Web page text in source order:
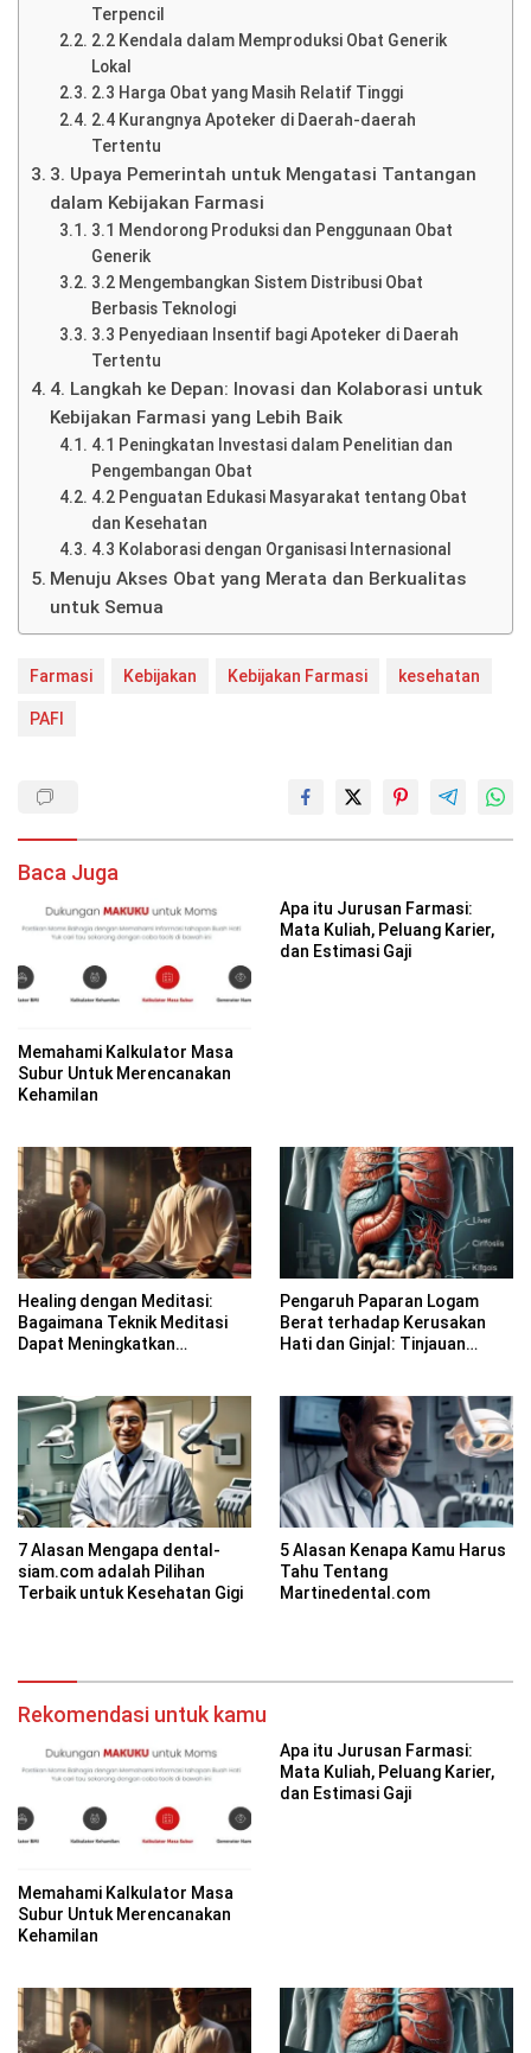
Terpencil
2.2 Kendala dalam Memproduksi Obat Generik
Lokal
2.3 Harga Obat yang Masih Relatif Tinggi
2.4 Kurangnya Apoteker di Daerah-daerah
Tertentu
3. Upaya Pemerintah untuk Mengatasi Tantangan
dalam Kebijakan Farmasi
3.1 Mendorong Produksi dan Penggunaan Obat
Generik
3.2 Mengembangkan Sistem Distribusi Obat
Berbasis Teknologi
3.3 Penyediaan Insentif bagi Apoteker di Daerah
Tertentu
4. Langkah ke Depan: Inovasi dan Kolaborasi untuk
Kebijakan Farmasi yang Lebih Baik
4.1 Peningkatan Investasi dalam Penelitian dan
Pengembangan Obat
4.2 Penguatan Edukasi Masyarakat tentang Obat
dan Kesehatan
4.3 Kolaborasi dengan Organisasi Internasional
Menuju Akses Obat yang Merata dan Berkualitas
untuk Semua
Farmasi Kebijakan Kebijakan Farmasi kesehatan
PAFI
Baca Juga
Memahami Kalkulator Masa
Subur Untuk Merencanakan
Kehamilan
Apa itu Jurusan Farmasi:
Mata Kuliah, Peluang Karier,
dan Estimasi Gaji
Healing dengan Meditasi:
Bagaimana Teknik Meditasi
Dapat Meningkatkan
Pengaruh Paparan Logam
Berat terhadap Kerusakan
Hati dan Ginjal: Tinjauan
7 Alasan Mengapa dental-
siam.com adalah Pilihan
Terbaik untuk Kesehatan Gigi
5 Alasan Kenapa Kamu Harus
Tahu Tentang
Martinedental.com
Rekomendasi untuk kamu
Memahami Kalkulator Masa
Subur Untuk Merencanakan
Kehamilan
Apa itu Jurusan Farmasi:
Mata Kuliah, Peluang Karier,
dan Estimasi Gaji